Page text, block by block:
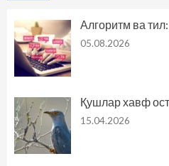
Алгоритм ва
05.08.2026
Қушлар хавф
15.04.2026